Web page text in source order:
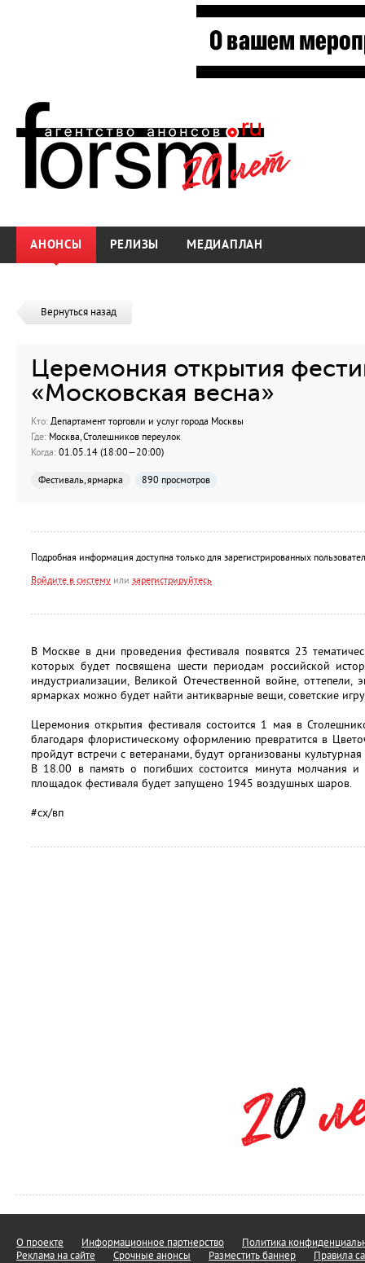
АНОНСЫ РЕЛИЗЫ МЕДИАПЛАН
Вернуться назад
Церемония открытия
«Московская весна»
Кто: Департамент торговли и услуг города Москвы
Где: Москва, Столешников переулок
Когда: 01.05.14 (18:00—20:00)
Фестиваль, ярмарка 890 просмотров
Подробная информация доступна только для зарегистрированных
Войдите в систему или зарегистрируйтесь
В Москве в дни проведения фестиваля появятся 23
которых будет посвящена шести периодам российской
индустриализации, Великой Отечественной войне, оттепели,
ярмарках можно будет найти антикварные вещи, советские
Церемония открытия фестиваля состоится 1 мая в
благодаря флористическому оформлению превратится в
пройдут встречи с ветеранами, будут организованы
В 18.00 в память о погибших состоится минута молчания
площадок фестиваля будет запущено 1945 воздушных шаров.
#сх/вп
О проекте Информационное партнерство
Политика
Реклама на сайте
Срочные анонсы Разместить баннер Правила